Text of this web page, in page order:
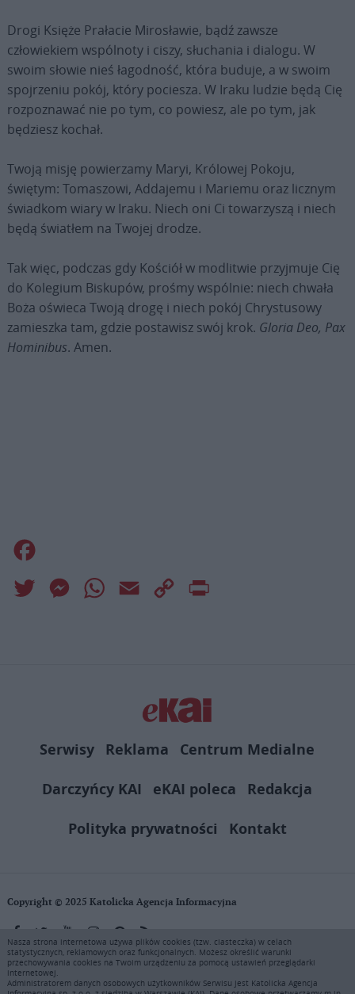
Drogi Księże Prałacie Mirosławie, bądź zawsze
człowiekiem wspólnoty i ciszy, słuchania i dialogu. W
swoim słowie nieś łagodność, która buduje, a w swoim
spojrzeniu pokój, który pociesza. W Iraku ludzie będą Cię
rozpoznawać nie po tym, co powiesz, ale po tym, jak
będziesz kochał.
Twoją misję powierzamy Maryi, Królowej Pokoju,
świętym: Tomaszowi, Addajemu i Mariemu oraz licznym
świadkom wiary w Iraku. Niech oni Ci towarzyszą i niech
będą światłem na Twojej drodze.
Tak więc, podczas gdy Kościół w modlitwie przyjmuje Cię
do Kolegium Biskupów, prośmy wspólnie: niech chwała
Boża oświeca Twoją drogę i niech pokój Chrystusowy
zamieszka tam, gdzie postawisz swój krok. Gloria Deo, Pax
Hominibus. Amen.
Twitter MessengerWhatsApp
Email
Copy
Serwisy Reklama
Centrum Medialne
Darczyńcy KAI
eKAI poleca
Redakcja
Polityka prywatności
Kontakt
Copyright © 2025 Katolicka Agencja Informacyjna
KAI zastrzega wszelkie prawa do serwisu. Użytkownicy mogą pobierać
i drukować fragmenty zawartości serwisu internetowego www.ekai.pl
wyłącznie do użytku osobistego. Publikacja, rozpowszechnianie
Nasza strona internetowa używa plików cookies (tzw. ciasteczka) w celach
statystycznych, reklamowych oraz funkcjonalnych. Możesz określić warunki
przechowywania cookies na Twoim urządzeniu za pomocą ustawień przeglądarki
internetowej.
Administratorem danych osobowych użytkowników Serwisu jest Katolicka Agencja